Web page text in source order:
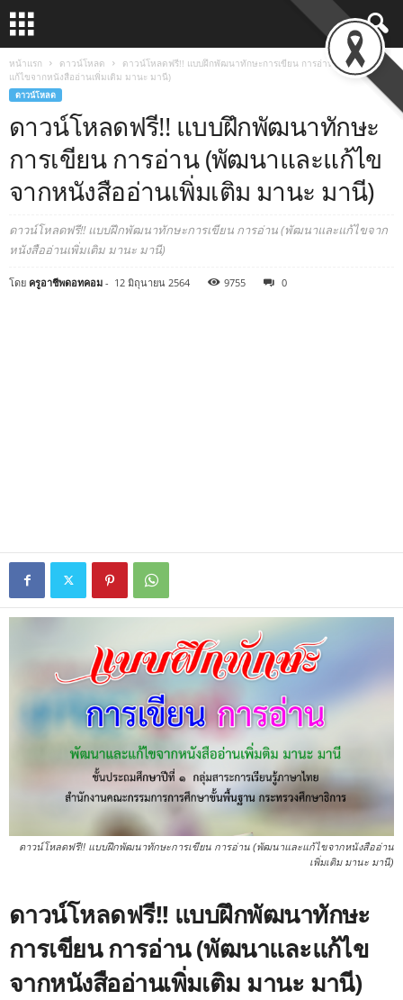
หน้าแรก ดาวน์โหลด
ดาวน์โหลดฟรี!! แบบฝึกพัฒนาทักษะการเขียน การอ่าน (พัฒนาและ
แก้ไขจากหนังสืออ่านเพิ่มเติม มานะ มานี)
ดาวน์โหลด
ดาวน์โหลดฟรี!! แบบฝึกพัฒนาทักษะ
การเขียน การอ่าน (พัฒนาและแก้ไข
จากหนังสืออ่านเพิ่มเติม มานะ มานี)
ดาวน์โหลดฟรี!! แบบฝึกพัฒนาทักษะการเขียน การอ่าน (พัฒนาและแก้ไขจาก
หนังสืออ่านเพิ่มเติม มานะ มานี)
โดย ครูอาชีพดอทคอม - 12 มิถุนายน 2564 9755 0
ดาวน์โหลดฟรี!! แบบฝึกพัฒนาทักษะการเขียน การอ่าน (พัฒนาและแก้ไขจากหนังสืออ่าน
เพิ่มเติม มานะ มานี)
ดาวน์โหลดฟรี!! แบบฝึกพัฒนาทักษะ
การเขียน การอ่าน (พัฒนาและแก้ไข
จากหนังสืออ่านเพิ่มเติม มานะ มานี)